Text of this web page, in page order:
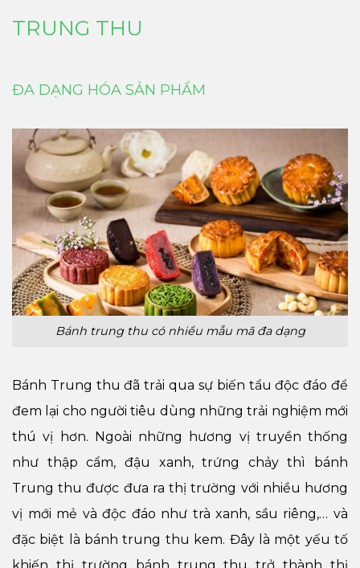
TRUNG THU
ĐA DẠNG HÓA SẢN PHẨM
Bánh trung thu có nhiều mẫu mã đa dạng
Bánh Trung thu đã trải qua sự biến tẩu độc đáo để
đem lại cho người tiêu dùng những trải nghiệm mới
thú vị hơn. Ngoài những hương vị truyền thống
như thập cẩm, đậu xanh, trứng chảy thì bánh
Trung thu được đưa ra thị trường với nhiều hương
vị mới mẻ và độc đáo như trà xanh, sầu riêng,… và
đặc biệt là bánh trung thu kem. Đây là một yếu tố